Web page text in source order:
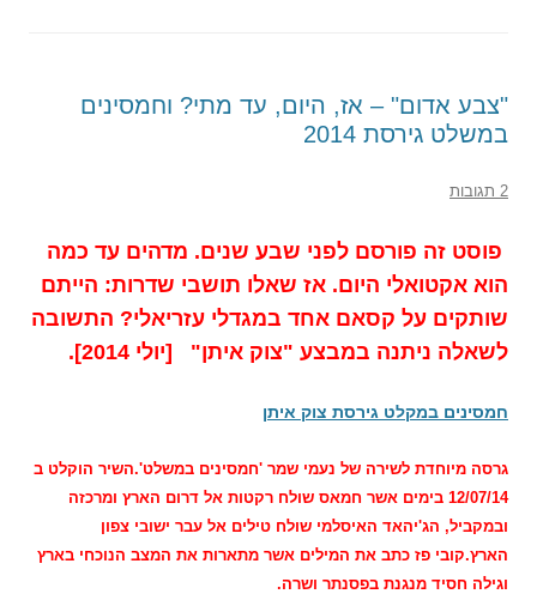
"צבע אדום" – אז, היום, עד מתי? וחמסינים
במשלט גירסת 2014
פוסט זה פורסם לפני שבע שנים. מדהים עד כמה
הוא אקטואלי היום. אז שאלו תושבי שדרות: הייתם
שותקים על קסאם אחד במגדלי עזריאלי? התשובה
לשאלה ניתנה במבצע "צוק איתן" [יולי 2014].
חמסינים במקלט גירסת צוק איתן
גרסה מיוחדת לשירה של נעמי שמר 'חמסינים במשלט'.השיר הוקלט ב
12/07/14 בימים אשר חמאס שולח רקטות אל דרום הארץ ומרכזה
ובמקביל, הג'יהאד האיסלמי שולח טילים אל עבר ישובי צפון
הארץ.קובי פז כתב את המילים אשר מתארות את המצב הנוכחי בארץ
וגילה חסיד מנגנת בפסנתר ושרה.